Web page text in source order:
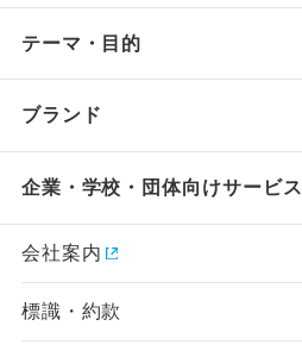
テーマ・目的
ブランド
企業・学校・団体向けサービス
会社案内
標識・約款